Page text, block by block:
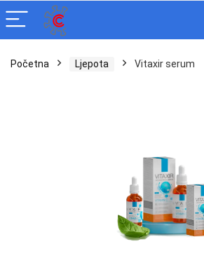
Početna Ljepota Vitaxir serum